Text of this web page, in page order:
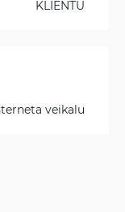
KLIENTU
veikalu